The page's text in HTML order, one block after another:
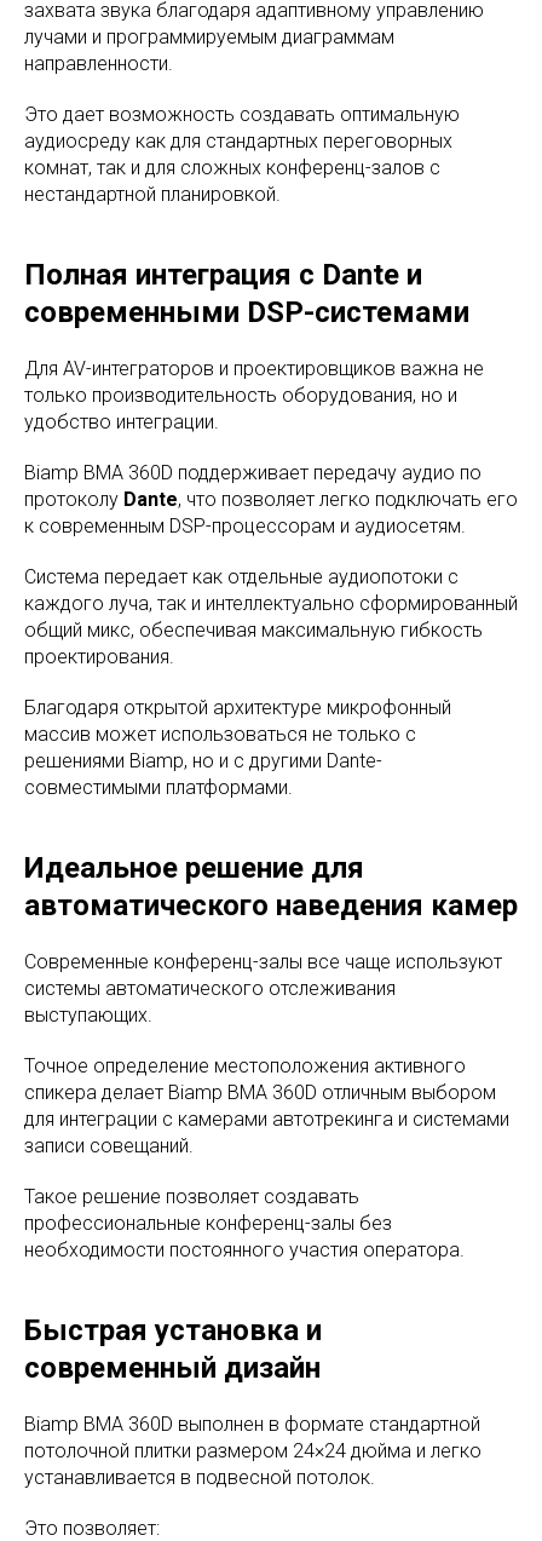
захвата звука благодаря адаптивному управлению
лучами и программируемым диаграммам
направленности.
Это дает возможность создавать оптимальную
аудиосреду как для стандартных переговорных
комнат, так и для сложных конференц-залов с
нестандартной планировкой.
Полная интеграция с Dante и
современными DSP-системами
Для AV-интеграторов и проектировщиков важна не
только производительность оборудования, но и
удобство интеграции.
Biamp BMA 360D поддерживает передачу аудио по
протоколу Dante, что позволяет легко подключать его
к современным DSP-процессорам и аудиосетям.
Система передает как отдельные аудиопотоки с
каждого луча, так и интеллектуально сформированный
общий микс, обеспечивая максимальную гибкость
проектирования.
Благодаря открытой архитектуре микрофонный
массив может использоваться не только с
решениями Biamp, но и с другими Dante-
совместимыми платформами.
Идеальное решение для
автоматического наведения камер
Современные конференц-залы все чаще используют
системы автоматического отслеживания
выступающих.
Точное определение местоположения активного
спикера делает Biamp BMA 360D отличным выбором
для интеграции с камерами автотрекинга и системами
записи совещаний.
Такое решение позволяет создавать
профессиональные конференц-залы без
необходимости постоянного участия оператора.
Быстрая установка и
современный дизайн
Biamp BMA 360D выполнен в формате стандартной
потолочной плитки размером 24×24 дюйма и легко
устанавливается в подвесной потолок.
Это позволяет: